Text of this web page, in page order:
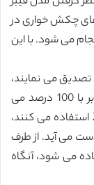
چکش خواری در
می شود. با این
می نمایند،
با رجوع به مدلهای EC8NTC08 و Haselton برابر با 100 درصد می
باشد، در حالیکه برای ستون هایی که از مدل Zhu استفاده می کنند،
می آید. از طرف
می شود، آنگاه